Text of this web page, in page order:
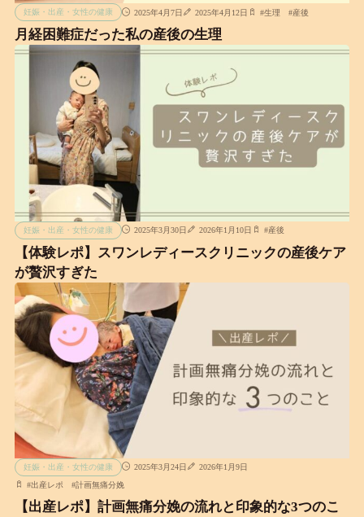
妊娠・出産・女性の健康 2025年4月7日 2025年4月12日 #生理 #産後
月経困難症だった私の産後の生理
妊娠・出産・女性の健康 2025年3月30日 2026年1月10日 #産後
【体験レポ】スワンレディースクリニックの産後ケア
が贅沢すぎた
妊娠・出産・女性の健康 2025年3月24日
2026年1月9日
#出産レポ #計画無痛分娩
【出産レポ】計画無痛分娩の流れと印象的な3つのこ